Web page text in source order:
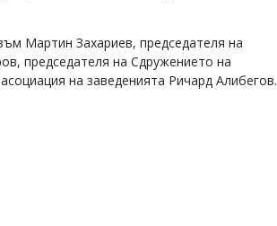
Мартин Захариев, председателя на
председателя на Сдружението на
на заведенията Ричард Алибегов.